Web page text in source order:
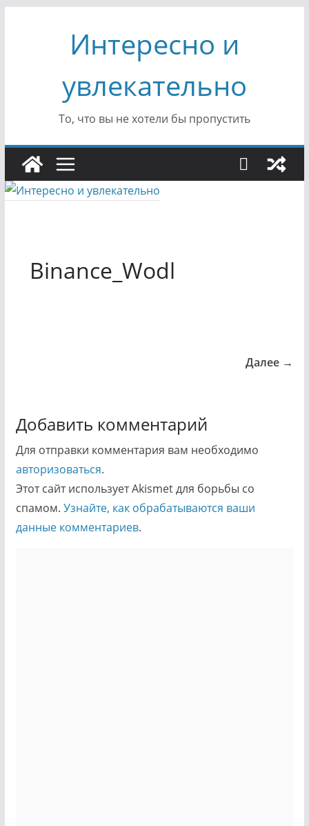
содержимомуИнтересно и
увлекательно
То, что вы не хотели бы пропустить
Binance_Wodl
Далее →
Добавить комментарий
Для отправки комментария вам необходимо
авторизоваться.
Этот сайт использует Akismet для борьбы со
спамом. Узнайте, как обрабатываются ваши
данные комментариев.